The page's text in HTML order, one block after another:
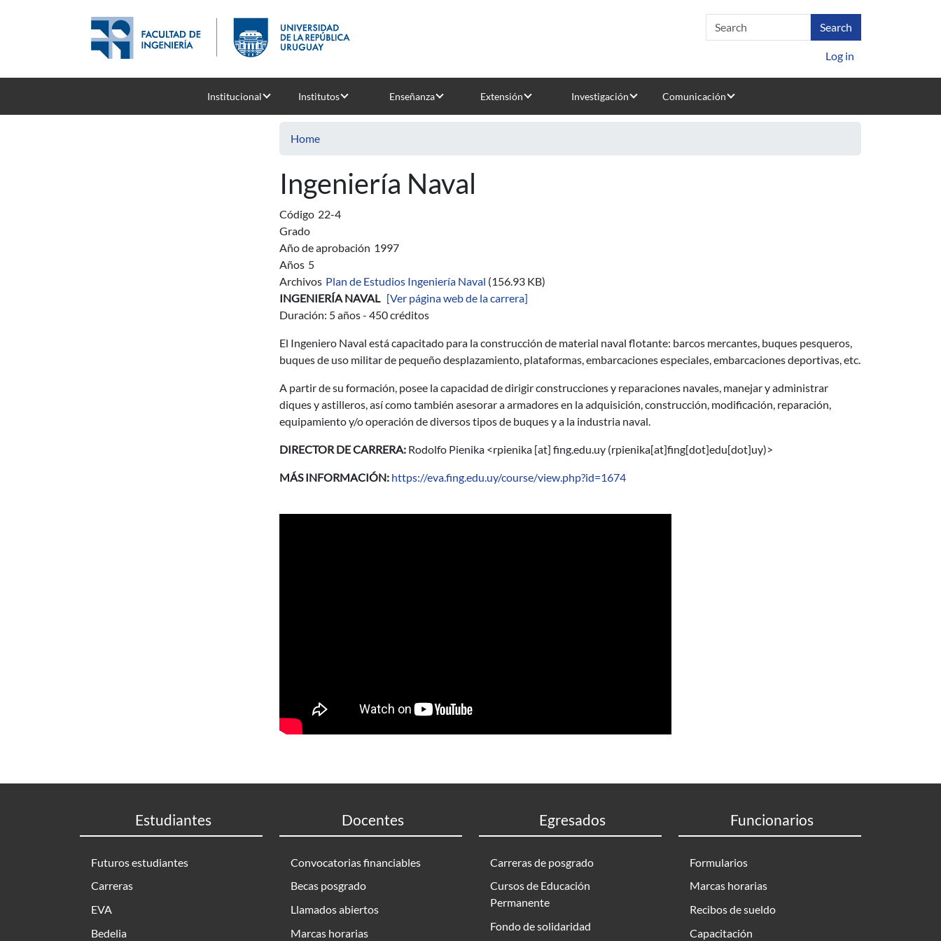
Log in
Institucional Institutos Enseñanza Extensión Investigación Comunicación
Home
Ingeniería Naval
Código 22-4
Grado
Año de aprobación 1997
Años 5
Archivos Plan de Estudios Ingeniería Naval (156.93 KB)
INGENIERÍA NAVAL [Ver página web de la carrera]
Duración: 5 años - 450 créditos
El Ingeniero Naval está capacitado para la construcción de material naval flotante: barcos mercantes, buques pesqueros,
buques de uso militar de pequeño desplazamiento, plataformas, embarcaciones especiales, embarcaciones deportivas, etc.
A partir de su formación, posee la capacidad de dirigir construcciones y reparaciones navales, manejar y administrar
diques y astilleros, así como también asesorar a armadores en la adquisición, construcción, modificación, reparación,
equipamiento y/o operación de diversos tipos de buques y a la industria naval.
DIRECTOR DE CARRERA: Rodolfo Pienika <rpienika [at] fing.edu.uy (rpienika[at]fing[dot]edu[dot]uy)>
MÁS INFORMACIÓN: https://eva.fing.edu.uy/course/view.php?id=1674
Estudiantes
Futuros estudiantes
Carreras
EVA
Bedelia
Docentes
Convocatorias financiables
Becas posgrado
Llamados abiertos
Marcas horarias
Egresados
Carreras de posgrado
Cursos de Educación
Permanente
Fondo de solidaridad
Funcionarios
Formularios
Marcas horarias
Recibos de sueldo
Capacitación